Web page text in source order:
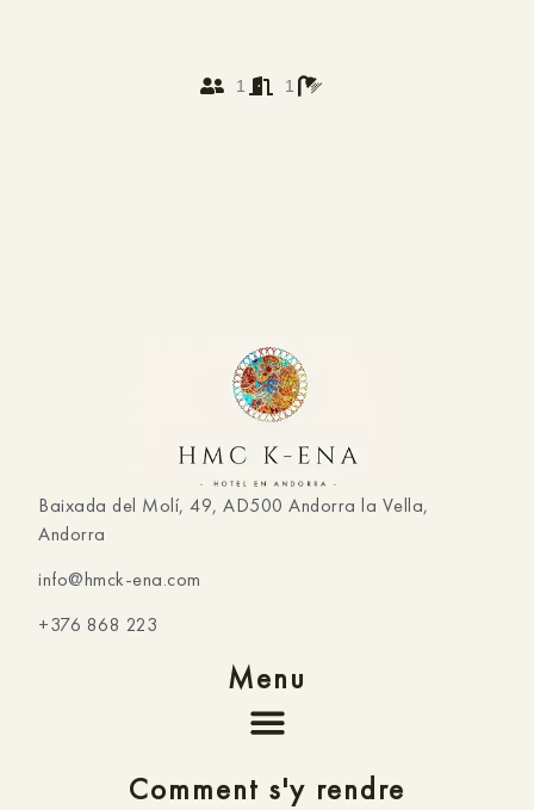
1 1
Baixada del Molí, 49, AD500 Andorra la Vella,
Andorra
info@hmck-ena.com
+376 868 223
Menu
Comment s'y rendre